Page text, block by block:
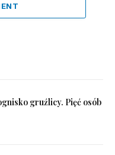
gruźlicy. Pięć osób